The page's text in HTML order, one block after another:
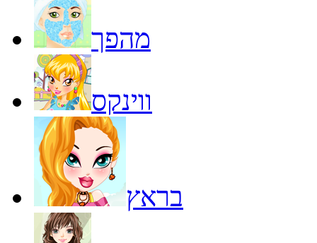
מהפך
ווינקס
בראץ